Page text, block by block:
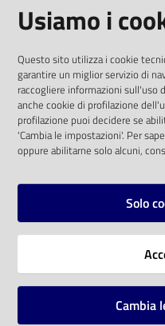
on line
Eventi
Chiedi al
bibliotecario
Avvisi
solo alle condizioni
comunitaria 2003/98/
SOCIAL
Instagram
Vai alla pagina
Usiamo i
Questo sito utilizza i cookie
garantire un miglior servizio di
raccogliere informazioni
anche cookie di profilazione
profilazione puoi decidere se
'Cambia le impostazioni'. Per
oppure abilitarne solo alcuni,
Solo
Cambia